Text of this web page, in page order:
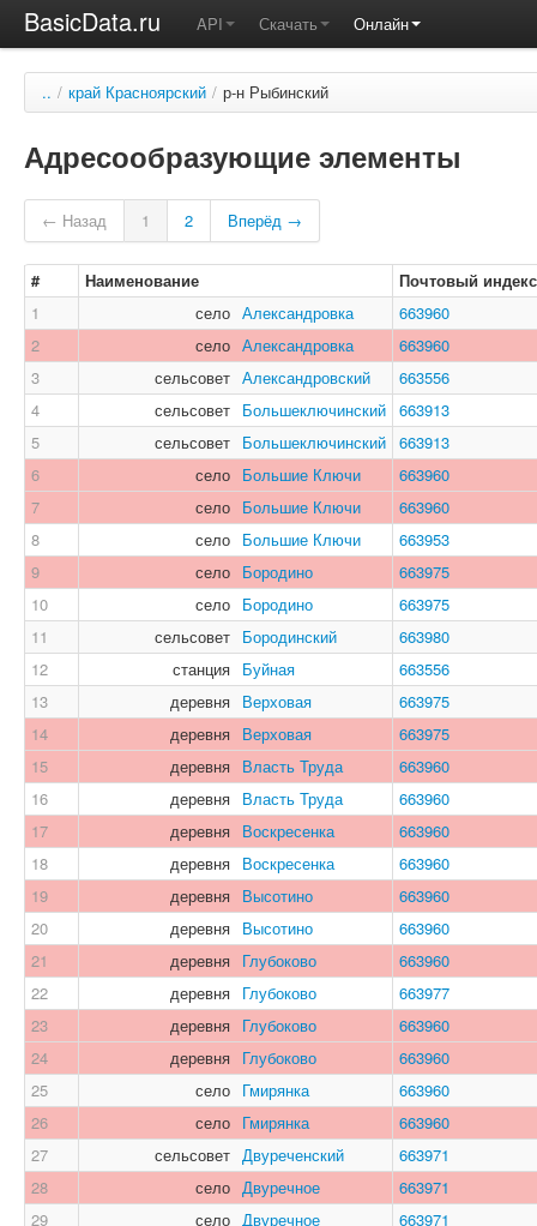
BasicData.ru API Скачать Онлайн
.. / край Красноярский / р-н Рыбинский
Адресообразующие элементы
← Назад 1 2 Вперёд →
# Наименование
Почтовый индекс
1
село Александровка
663960
2
село Александровка
663960
3
сельсовет Александровский
663556
4
сельсовет Большеключинский 663913
5
сельсовет Большеключинский 663913
6
село Большие Ключи
663960
7
село Большие Ключи
663960
8
село Большие Ключи
663953
9
село Бородино
663975
10
село Бородино
663975
11
сельсовет Бородинский
663980
12
станция Буйная
663556
13
деревня Верховая
663975
14
деревня Верховая
663975
15
деревня Власть Труда
663960
16
деревня Власть Труда
663960
17
деревня Воскресенка
663960
18
деревня Воскресенка
663960
19
деревня Высотино
663960
20
деревня Высотино
663960
21
деревня Глубоково
663960
22
деревня Глубоково
663977
23
деревня Глубоково
663960
24
деревня Глубоково
663960
25
село Гмирянка
663960
26
село Гмирянка
663960
27
сельсовет Двуреченский
663971
28
село Двуречное
663971
29
село Двуречное
663971